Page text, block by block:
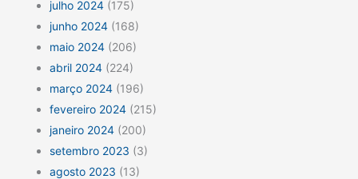
julho 2024 (175)
junho 2024 (168)
maio 2024 (206)
abril 2024 (224)
março 2024 (196)
fevereiro 2024 (215)
janeiro 2024 (200)
setembro 2023 (3)
agosto 2023 (13)